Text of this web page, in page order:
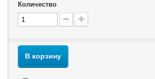
Количество
В корзину